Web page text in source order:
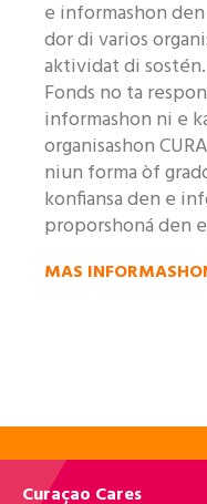
e informashon
dor di varios
aktividat di sostén.
Fonds no ta
informashon ni e
organisashon
niun forma òf
konfiansa den e
proporshoná den
MAS
Curaçao Cares